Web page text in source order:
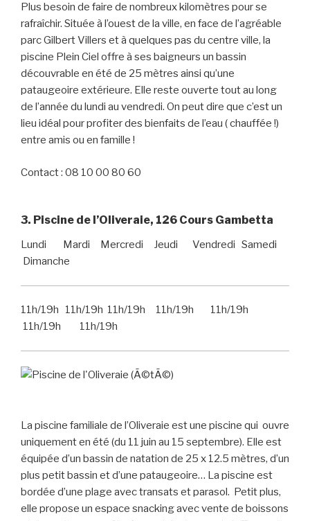
Plus besoin de faire de nombreux kilomètres pour se
rafraîchir. Située à l’ouest de la ville, en face de l’agréable
parc Gilbert Villers et à quelques pas du centre ville, la
piscine Plein Ciel offre à ses baigneurs un bassin
découvrable en été de 25 mètres ainsi qu’une
pataugeoire extérieure. Elle reste ouverte tout au long
de l’année du lundi au vendredi. On peut dire que c’est un
lieu idéal pour profiter des bienfaits de l’eau ( chauffée !)
entre amis ou en famille !
Contact : 08 10 00 80 60
3. Piscine de l’Oliveraie, 126 Cours Gambetta
Lundi Mardi Mercredi Jeudi Vendredi Samedi
Dimanche
11h/19h 11h/19h 11h/19h 11h/19h 11h/19h
11h/19h 11h/19h
La piscine familiale de l’Oliveraie est une piscine qui ouvre
uniquement en été (du 11 juin au 15 septembre). Elle est
équipée d’un bassin de natation de 25 x 12.5 mètres, d’un
plus petit bassin et d’une pataugeoire… La piscine est
bordée d’une plage avec transats et parasol. Petit plus,
elle propose un espace snacking avec vente de boissons